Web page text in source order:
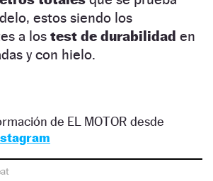
estos siendo los
a los test de durabilidad en
y con hielo.
de EL MOTOR desde